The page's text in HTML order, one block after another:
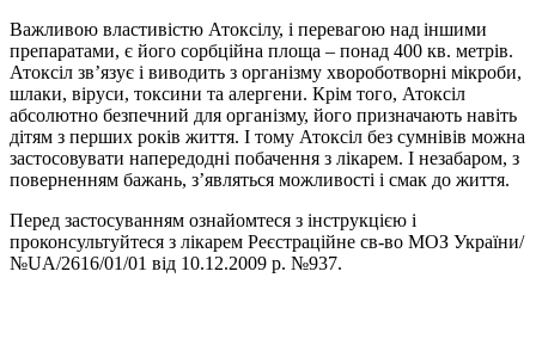
Важливою властивістю Атоксілу, і перевагою над іншими
препаратами, є його сорбційна площа – понад 400 кв. метрів.
Атоксіл зв’язує і виводить з організму хвороботворні мікроби,
шлаки, віруси, токсини та алергени. Крім того, Атоксіл
абсолютно безпечний для організму, його призначають навіть
дітям з перших років життя. І тому Атоксіл без сумнівів можна
застосовувати напередодні побачення з лікарем. І незабаром, з
поверненням бажань, з’являться можливості і смак до життя.
Перед застосуванням ознайомтеся з інструкцією і
проконсультуйтеся з лікарем Реєстраційне св-во МОЗ України/
№UA/2616/01/01 від 10.12.2009 р. №937.